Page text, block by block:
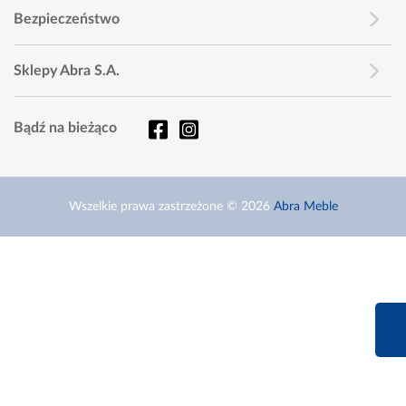
Bezpieczeństwo
Sklepy Abra S.A.
Bądź na bieżąco
Wszelkie prawa zastrzeżone © 2026 Abra Meble